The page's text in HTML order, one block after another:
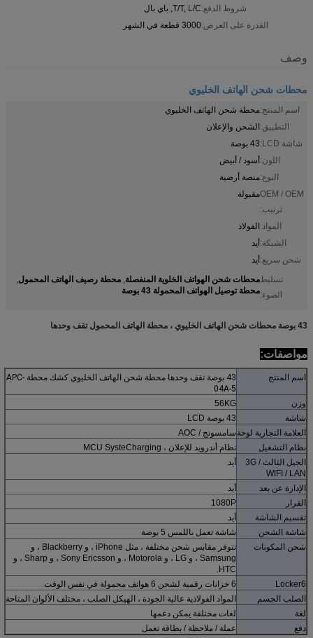
شروط الدفع:T/T, L/C, باي بال
القدرة على العرض:3000 قطعة في الشهر
وصف
محطات شحن الهاتف الخليوي
اسم المنتج:محطة شحن الهاتف الخليوي
التطبيق:الشحن والإعلان
شاشة LCD:
43 بوصة
اللون:أسود / أبيض
النوع:منصة أرضية
OEM / OEM
ترتيب:
مقبولة
المواد:الفولاذ
الشبكة:أيد
شحن سريع:أيد
تسليط
الضوء:
محطات شحن الهواتف الخلوية المنفصلة, محطة رصيف الهاتف المحمول,
محطة توصيل الهواتف المحمولة 43 بوصة
43 بوصة محطات شحن الهاتف الخليوي ، محطة الهاتف المحمول تقف وحدها
مواصفات:
اسم المنتج
43 بوصة تقف وحدها محطة شحن الهاتف الخليوي كشك محطة APC-
04A-5
وزن
56KG
شاشة
43 بوصة LCD
العلامة التجارية لوحة سامسونج / AOC
نظام التشغيل
نظام أندرويد للإعلان ، MCU SysteCharging
الجيل الثالث 3G /
WIFI / LAN
أيد
الإدارة عن بعد
أيد
القرار
1080P
تقسيم الشاشة
أيد
شاشة الشحن
شاشة تعمل باللمس 5 بوصة
شحن المكونات
تتوفر مقابس شحن مختلفة ، مثل iPhone ، و Blackberry ، و
Samsung ، و LG ، و Motorola ، و Sony Ericsson ، و Sharp ، و
HTC.
Locker6
6 خزانات رقمية لشحن 6 هواتف محمولة في نفس الوقت
الصلب الجسم
المواد الفولاذية عالية الجودة ، الهيكل الصلب ، مختلف الألوان المتاحة
لغة
لغات مختلفة يمكن دعمها
دفع
عملة / ملاحظة / بطاقة تعمل